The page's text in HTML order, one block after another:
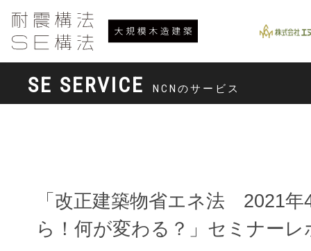
SE SERVICE NCNのサービス
「改正建築物省エネ法 2021年
ら！何が変わる？」セミナーレ